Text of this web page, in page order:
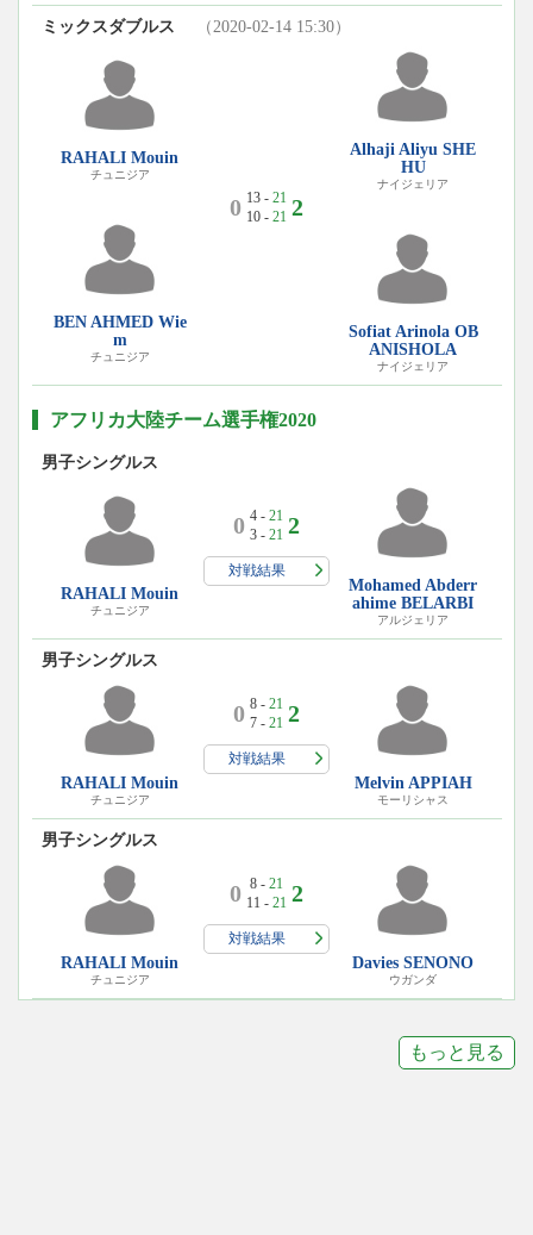
ミックスダブルス （2020-02-14 15:30）
RAHALI Mouin
チュニジア
BEN AHMED Wie
m
チュニジア
0 13 - 21
10 - 21 2
Alhaji Aliyu SHE
HU
ナイジェリア
Sofiat Arinola OB
ANISHOLA
ナイジェリア
アフリカ大陸チーム選手権2020
男子シングルス
RAHALI Mouin
チュニジア
0 4 - 21
3 - 21 2
対戦結果
Mohamed Abderr
ahime BELARBI
アルジェリア
男子シングルス
RAHALI Mouin
チュニジア
0 8 - 21
7 - 21 2
対戦結果
Melvin APPIAH
モーリシャス
男子シングルス
RAHALI Mouin
チュニジア
0 8 - 21
11 - 21 2
対戦結果
Davies SENONO
ウガンダ
もっと見る